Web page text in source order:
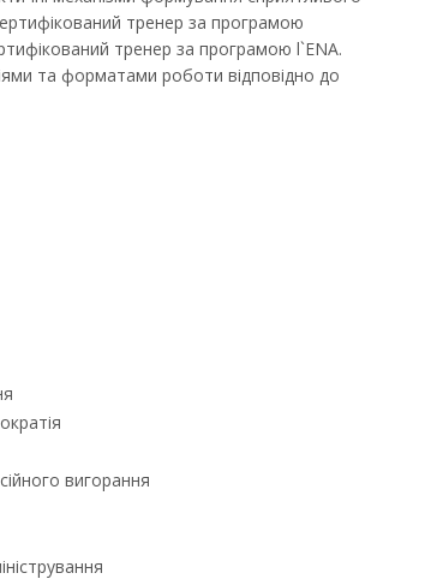
тренер за програмою
тренер за програмою l`ENA.
та форматами роботи відповідно до
вигорання